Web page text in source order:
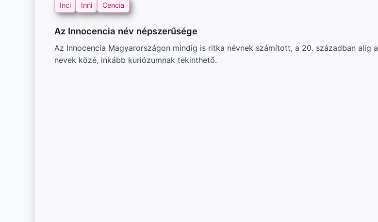
Inci Inni Cencia
Az Innocencia név népszerűsége
Az Innocencia Magyarországon mindig is ritka névnek számított, a 20. században
nevek közé, inkább kuriózumnak tekinthető.